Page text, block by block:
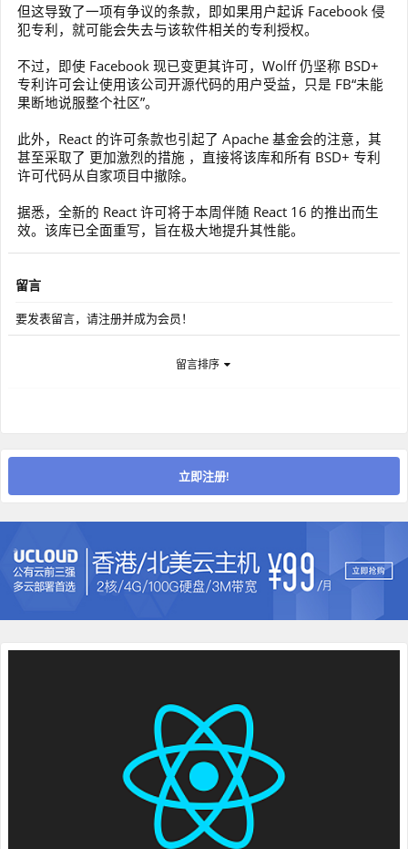
但这导致了一项有争议的条款，即如果用户起诉 Facebook 侵
犯专利，就可能会失去与该软件相关的专利授权。
不过，即使 Facebook 现已变更其许可，Wolff 仍坚称 BSD+
专利许可会让使用该公司开源代码的用户受益，只是 FB“未能
果断地说服整个社区”。
此外，React 的许可条款也引起了 Apache 基金会的注意，其
甚至采取了 更加激烈的措施 ，直接将该库和所有 BSD+ 专利
许可代码从自家项目中撤除。
据悉，全新的 React 许可将于本周伴随 React 16 的推出而生
效。该库已全面重写，旨在极大地提升其性能。
留言
要发表留言，请注册并成为会员！
留言排序
立即注册!